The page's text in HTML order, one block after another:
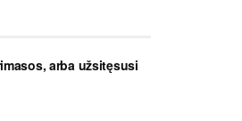
arba užsitęsusi